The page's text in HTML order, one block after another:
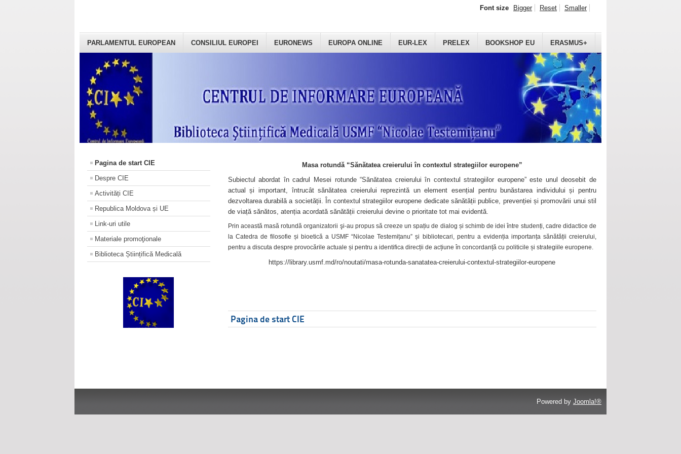
PARLAMENTUL EUROPEAN CONSILIUL EUROPEI EURONEWS EUROPA ONLINE EUR-LEX PRELEX BOOKSHOP EU ERASMUS+
Font size Bigger Reset Smaller
Pagina de start CIE
Despre CIE
Activități CIE
Republica Moldova și UE
Link-uri utile
Materiale promoţionale
Biblioteca Științifică Medicală
Masa rotundă “Sănătatea creierului în contextul strategiilor europene”
Subiectul abordat în cadrul Mesei rotunde “Sănătatea creierului în contextul strategiilor europene” este unul deosebit de
actual și important, întrucât sănătatea creierului reprezintă un element esențial pentru bunăstarea individului și pentru
dezvoltarea durabilă a societății. În contextul strategiilor europene dedicate sănătății publice, prevenției și promovării unui stil
de viață sănătos, atenția acordată sănătății creierului devine o prioritate tot mai evidentă.
Prin această masă rotundă organizatorii şi-au propus să creeze un spațiu de dialog și schimb de idei între studenți, cadre didactice de
la Catedra de filosofie și bioetică a USMF “Nicolae Testemițanu” și bibliotecari, pentru a evidenția importanța sănătății creierului,
pentru a discuta despre provocările actuale și pentru a identifica direcții de acțiune în concordanță cu politicile și strategiile europene.
https://library.usmf.md/ro/noutati/masa-rotunda-sanatatea-creierului-contextul-strategiilor-europene
Pagina de start CIE
Powered by Joomla!®